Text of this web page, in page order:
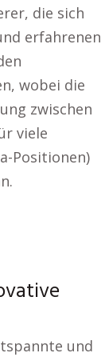
die sich
erfahrenen
wobei die
zwischen
viele
Positionen)
und